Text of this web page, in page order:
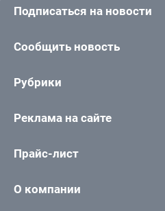
Подписаться на новости
Сообщить новость
Рубрики
Реклама на сайте
Прайс-лист
О компании